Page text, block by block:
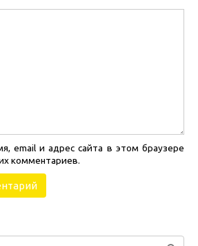
email и адрес сайта в этом браузере
комментариев.